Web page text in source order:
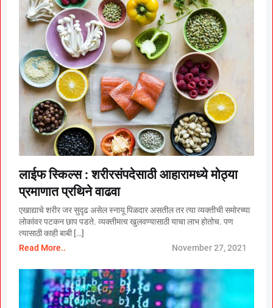
लाईफ स्किल्स : शरीरसंपदेसाठी आहारामध्ये मोठ्या
प्रमाणात प्रथिने वाढवा
एखाद्याचे शरीर जर सुदृढ असेल स्नायू पिळदार असतील तर त्या व्यक्तीची समोरच्या
लोकांवर पटकन छाप पडते. व्यक्तीमत्व खुलवण्यासाठी याचा लाभ होतोच. पण
त्यासाठी काही बाबी […]
Read More..
November 27, 2021